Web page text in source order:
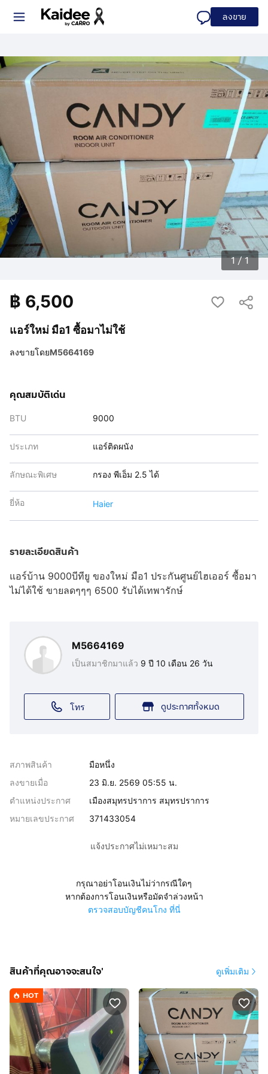
ลงขาย
1/1
แอร์ใหม่ มือ1 ซื้อมาไม่ใช้
฿ 6,500
ลงขายโดยM5664169
คุณสมบัติเด่น
BTU 9000
ประเภท แอร์ติดผนัง
ลักษณะพิเศษ กรอง พีเอ็ม 2.5 ได้
ยี่ห้อ Haier
รายละเอียดสินค้า
แอร์บ้าน 9000บีทียู ของใหม่ มือ1 ประกันศูนย์ไฮเออร์ ซื้อมา
ไม่ได้ใช้ ขายลดๆๆๆ 6500 รับได้เทพารักษ์
M5664169
เป็นสมาชิกมาแล้ว 9 ปี 10 เดือน 26 วัน
โทร ดูประกาศทั้งหมด
สภาพสินค้า
มือหนึ่ง
ลงขายเมื่อ
23 มิ.ย. 2569 05:55 น.
ตำแหน่งประกาศ
เมืองสมุทรปราการ สมุทรปราการ
หมายเลขประกาศ
371433054
แจ้งประกาศไม่เหมาะสม
กรุณาอย่าโอนเงินไม่ว่ากรณีใดๆ
หากต้องการโอนเงินหรือมัดจำล่วงหน้า
ตรวจสอบบัญชีคนโกง ที่นี่
สินค้าที่คุณอาจจะสนใจ' ดูเพิ่มเติม
HOT